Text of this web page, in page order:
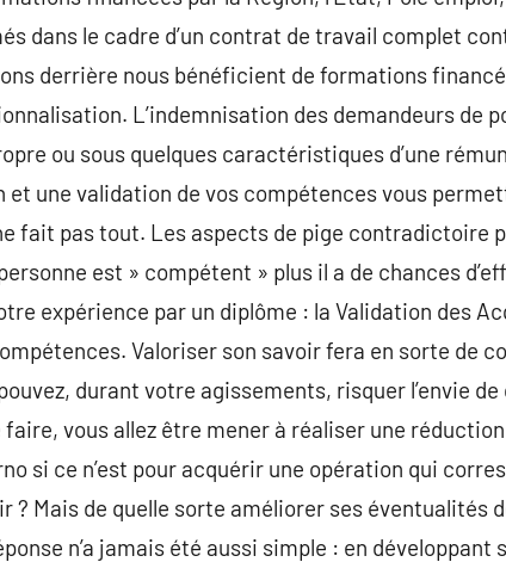
dans le cadre d’un contrat de travail complet
derrière nous bénéficient de formations
L’indemnisation des demandeurs de
ou sous quelques caractéristiques d’une
et une validation de vos compétences vous
fait pas tout. Les aspects de pige contradictoire
est » compétent » plus il a de chances
expérience par un diplôme : la Validation des
Valoriser son savoir fera en sorte de
durant votre agissements, risquer l’envie
vous allez être mener à réaliser une
si ce n’est pour acquérir une opération qui
? Mais de quelle sorte améliorer ses éventualités
n’a jamais été aussi simple : en développant